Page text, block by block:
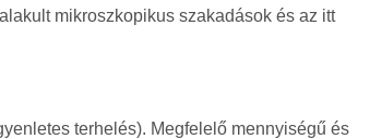
mikroszkopikus szakadások és az itt
terhelés). Megfelelő mennyiségű és